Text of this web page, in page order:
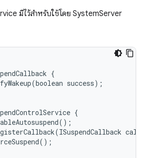
มีไว้สำหรับใช้โดย SystemServer
{
(boolean success);
{
();
(ISuspendCallback
();